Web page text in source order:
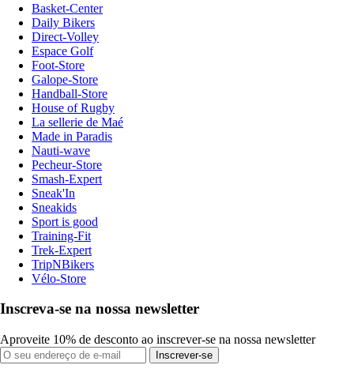
Basket-Center
Daily Bikers
Direct-Volley
Espace Golf
Foot-Store
Galope-Store
Handball-Store
House of Rugby
La sellerie de Maé
Made in Paradis
Nauti-wave
Pecheur-Store
Smash-Expert
Sneak'In
Sneakids
Sport is good
Training-Fit
Trek-Expert
TripNBikers
Vélo-Store
Inscreva-se na nossa newsletter
Aproveite 10% de desconto ao inscrever-se na nossa newsletter
Inscrever-se